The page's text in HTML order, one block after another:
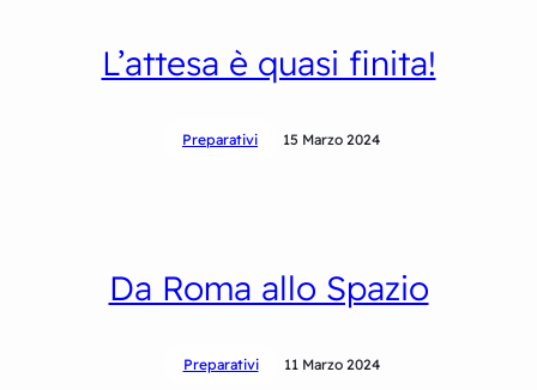
L’attesa è quasi finita!
Preparativi 15 Marzo 2024
Da Roma allo Spazio
Preparativi 11 Marzo 2024